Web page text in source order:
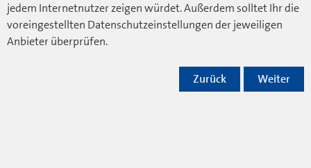
jedem Internetnutzer zeigen würdet. Außerdem solltet Ihr die
voreingestellten Datenschutzeinstellungen der jeweiligen
Anbieter überprüfen.
Weiter
Zurück